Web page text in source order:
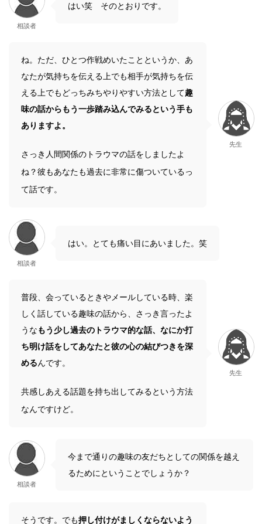
相談者
はい笑 そのとおりです。
ね。ただ、ひとつ作戦めいたことというか、あ
なたが気持ちを伝える上でも相手が気持ちを伝
える上でもどっちみちやりやすい方法として趣
味の話からもう一歩踏み込んでみるという手も
ありますよ。
さっき人間関係のトラウマの話をしましたよ
ね？彼もあなたも過去に非常に傷ついているっ
て話です。
先生
相談者
はい。とても痛い目にあいました。笑
普段、会っているときやメールしている時、楽
しく話している趣味の話から、さっき言ったよ
うなもう少し過去のトラウマ的な話、なにか打
ち明け話をしてあなたと彼の心の結びつきを深
めるんです。
共感しあえる話題を持ち出してみるという方法
なんですけど。
先生
相談者
今まで通りの趣味の友だちとしての関係を越え
るためにということでしょうか？
そうです。でも押し付けがましくならないよう